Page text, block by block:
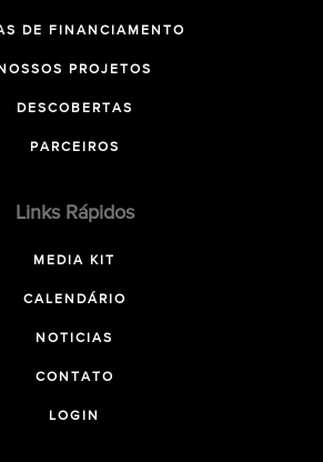
DE FINANCIAMENTO
NOSSOS PROJETOS
DESCOBERTAS
PARCEIROS
Links Rápidos
MEDIA KIT
CALENDÁRIO
NOTICIAS
CONTATO
LOGIN